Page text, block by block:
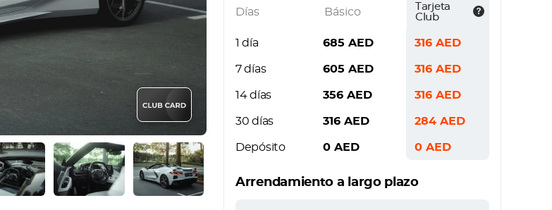
Días Básico
Tarjeta
Club
1 día 685 AED 316 AED
7 días 605 AED 316 AED
14 días 356 AED 316 AED
30 días 316 AED 284 AED
Depósito 0 AED 0 AED
Arrendamiento a largo plazo